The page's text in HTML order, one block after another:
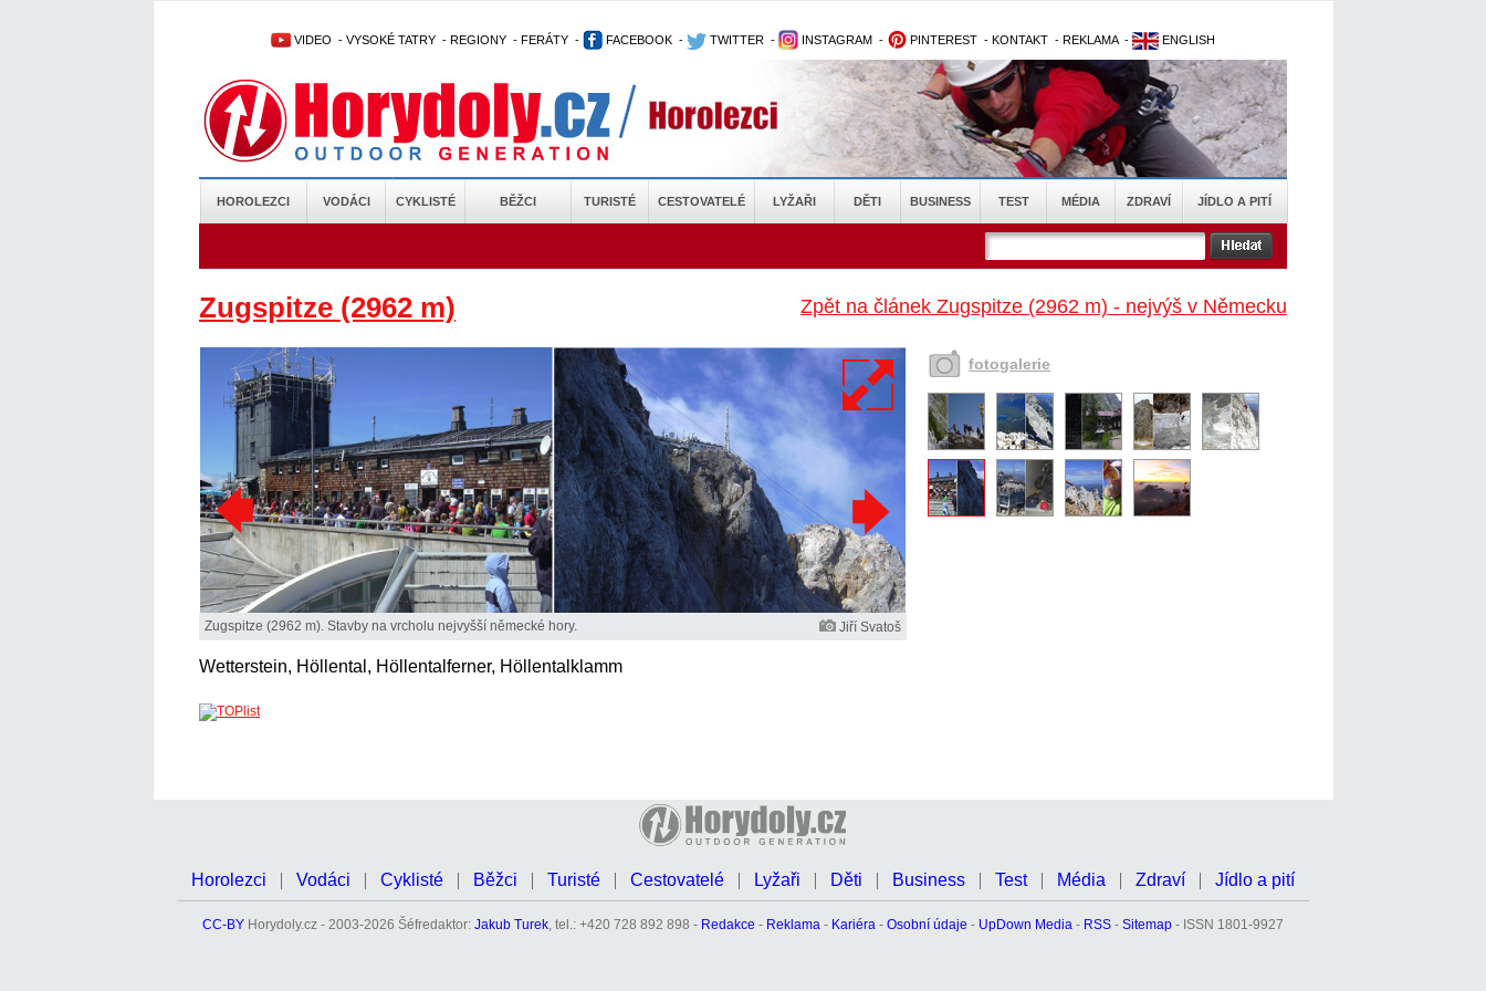
VIDEO - VYSOKÉ TATRY - REGIONY - FERÁTY - FACEBOOK - TWITTER - INSTAGRAM - PINTEREST - KONTAKT - REKLAMA - ENGLISH
HOROLEZCI VODÁCI CYKLISTÉ BĚŽCI TURISTÉ CESTOVATELÉ LYŽAŘI DĚTI BUSINESS TEST MÉDIA ZDRAVÍ JÍDLO A PITÍ
Zpět na článek Zugspitze (2962 m) - nejvýš v Německu
Zugspitze (2962 m)
Zugspitze (2962 m). Stavby na vrcholu nejvyšší německé hory. Jiří Svatoš
Wetterstein, Höllental, Höllentalferner, Höllentalklamm
fotogalerie
Horolezci Vodáci Cyklisté Běžci Turisté Cestovatelé Lyžaři Děti Business Test Média Zdraví Jídlo a pití
CC-BY Horydoly.cz - 2003-2026 Šéfredaktor: Jakub Turek, tel.: +420 728 892 898 - Redakce - Reklama - Kariéra - Osobní údaje - UpDown Media - RSS - Sitemap - ISSN 1801-9927